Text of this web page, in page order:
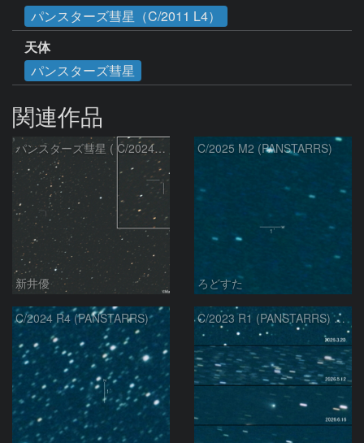
パンスターズ彗星（C/2011 L4）
天体
パンスターズ彗星
関連作品
パンスターズ彗星 ( C/2024R4 )：2026/07/27
新井優
C/2025 M2 (PANSTARRS)
ろどすた
C/2024 R4 (PANSTARRS) C/2023 R1 (PANSTARRS) の変化